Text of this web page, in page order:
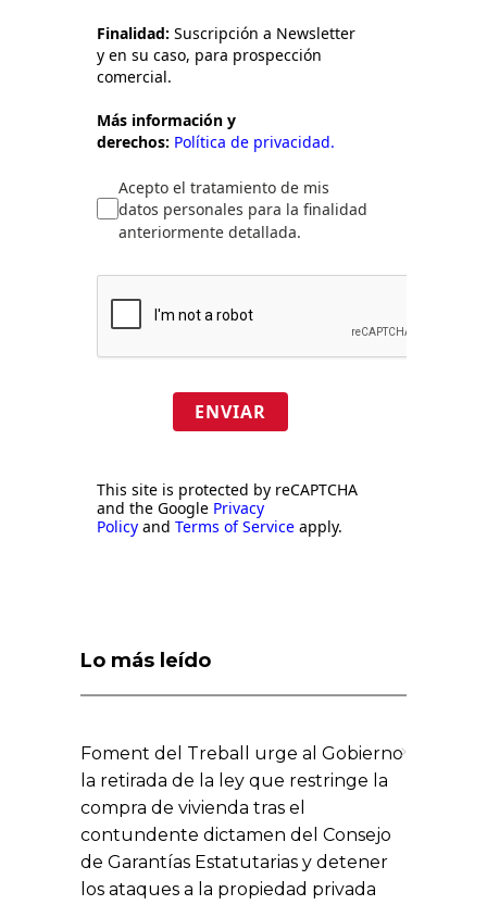
Finalidad: Suscripción a Newsletter
y en su caso, para prospección
comercial.
Más información y
derechos: Política de privacidad.
Acepto el tratamiento de mis
datos personales para la finalidad
anteriormente detallada.
ENVIAR
This site is protected by reCAPTCHA
and the Google Privacy
Policy and Terms of Service apply.
Lo más leído
Foment del Treball urge al Gobierno
la retirada de la ley que restringe la
compra de vivienda tras el
contundente dictamen del Consejo
de Garantías Estatutarias y detener
los ataques a la propiedad privada